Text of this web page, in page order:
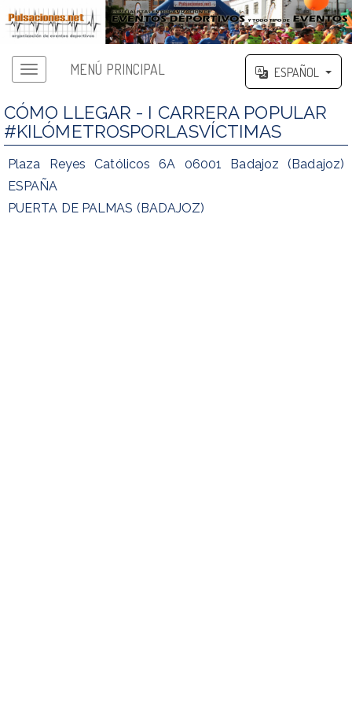
MENÚ PRINCIPAL ESPAÑOL
CÓMO LLEGAR - I CARRERA POPULAR
#KILÓMETROSPORLASVÍCTIMAS
Plaza Reyes Católicos 6A 06001 Badajoz (Badajoz)
ESPAÑA
PUERTA DE PALMAS (BADAJOZ)